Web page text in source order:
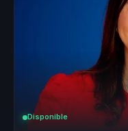
Disponible